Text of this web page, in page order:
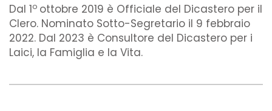
Dal 1o ottobre 2019 è Officiale del Dicastero per il
Clero. Nominato Sotto-Segretario il 9 febbraio
2022. Dal 2023 è Consultore del Dicastero per i
Laici, la Famiglia e la Vita.